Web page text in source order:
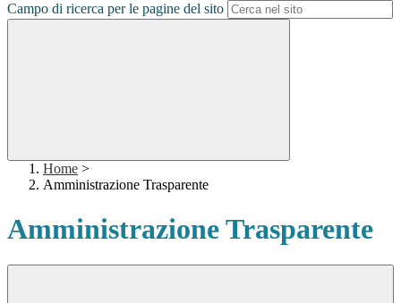
Campo di ricerca per le pagine del sito
Home >
Amministrazione Trasparente
Amministrazione Trasparente